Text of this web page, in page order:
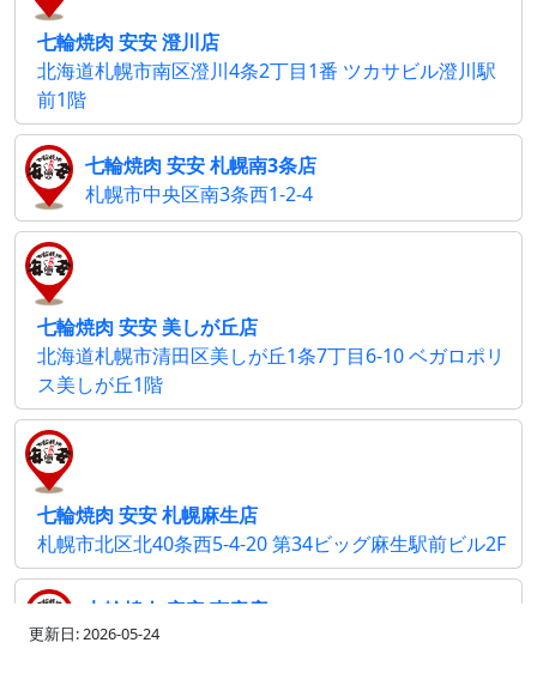
七輪焼肉 安安 澄川店
北海道札幌市南区澄川4条2丁目1番 ツカサビル澄川駅
前1階
七輪焼肉 安安 札幌南3条店
札幌市中央区南3条西1-2-4
七輪焼肉 安安 美しが丘店
北海道札幌市清田区美しが丘1条7丁目6-10 ベガロポリ
ス美しが丘1階
七輪焼肉 安安 札幌麻生店
札幌市北区北40条西5-4-20 第34ビッグ麻生駅前ビル2F
七輪焼肉 安安 恵庭店
北海道恵庭市和光町1-1-33
更新日: 2026-05-24